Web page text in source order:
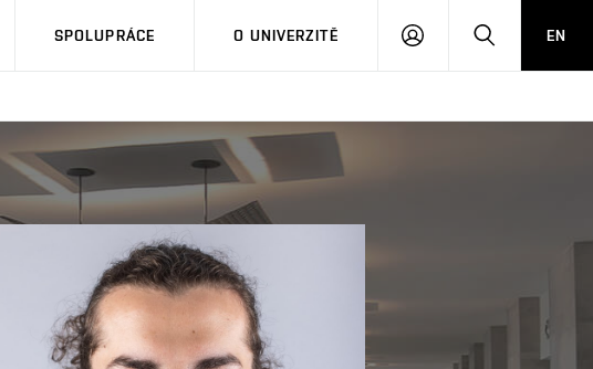
SPOLUPRÁCE O UNIVERZITĚ
PŘIHLÁSIT HLEDATEN